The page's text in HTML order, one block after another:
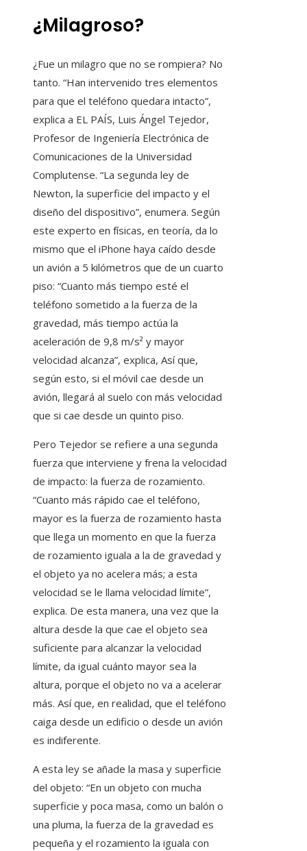
¿Milagroso?
¿Fue un milagro que no se rompiera? No
tanto. “Han intervenido tres elementos
para que el teléfono quedara intacto”,
explica a EL PAÍS, Luis Ángel Tejedor,
Profesor de Ingeniería Electrónica de
Comunicaciones de la Universidad
Complutense. “La segunda ley de
Newton, la superficie del impacto y el
diseño del dispositivo”, enumera. Según
este experto en físicas, en teoría, da lo
mismo que el iPhone haya caído desde
un avión a 5 kilómetros que de un cuarto
piso: “Cuanto más tiempo esté el
teléfono sometido a la fuerza de la
gravedad, más tiempo actúa la
aceleración de 9,8 m/s² y mayor
velocidad alcanza”, explica, Así que,
según esto, si el móvil cae desde un
avión, llegará al suelo con más velocidad
que si cae desde un quinto piso.
Pero Tejedor se refiere a una segunda
fuerza que interviene y frena la velocidad
de impacto: la fuerza de rozamiento.
“Cuanto más rápido cae el teléfono,
mayor es la fuerza de rozamiento hasta
que llega un momento en que la fuerza
de rozamiento iguala a la de gravedad y
el objeto ya no acelera más; a esta
velocidad se le llama velocidad límite”,
explica. De esta manera, una vez que la
altura desde la que cae el objeto sea
suficiente para alcanzar la velocidad
límite, da igual cuánto mayor sea la
altura, porque el objeto no va a acelerar
más. Así que, en realidad, que el teléfono
caiga desde un edificio o desde un avión
es indiferente.
A esta ley se añade la masa y superficie
del objeto: “En un objeto con mucha
superficie y poca masa, como un balón o
una pluma, la fuerza de la gravedad es
pequeña y el rozamiento la iguala con